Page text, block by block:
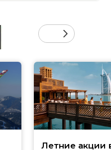
Летние акции